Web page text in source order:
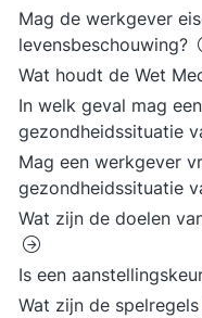
Mag de werkgever
levensbeschouwing?
Wat houdt de Wet
In welk geval mag
gezondheidssituatie
Mag een werkgever
gezondheidssituatie
Wat zijn de doelen
Is een
Wat zijn de